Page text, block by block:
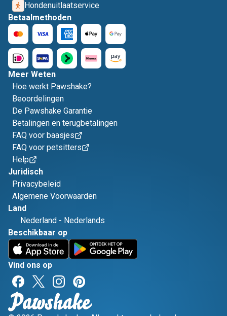
Hondenuitlaatservice
Betaalmethoden
Meer Weten
Hoe werkt Pawshake?
Beoordelingen
De Pawshake Garantie
Betalingen en terugbetalingen
FAQ voor baasjes
FAQ voor petsitters
Help
Juridisch
Privacybeleid
Algemene Voorwaarden
Land
Nederland - Nederlands
Beschikbaar op
Vind ons op